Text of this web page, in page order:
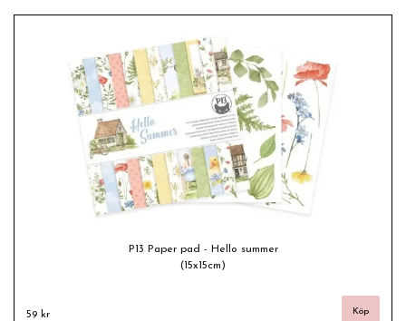
P13 Paper pad - Hello summer
(15x15cm)
59 kr